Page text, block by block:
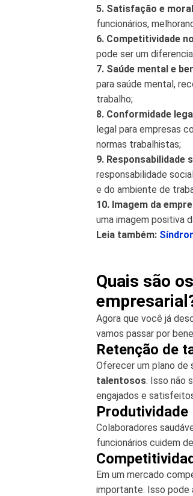
5. Satisfação e
funcionários,
6. Competitividade
pode ser um
7. Saúde mental e
para saúde mental,
trabalho;
8. Conformidade
legal para empresas
normas trabalhistas;
9. Responsabilidade
responsabilidade
e do ambiente de
10. Imagem da
uma imagem positiva
Leia também:
Quais são
Agora que você já
vamos passar por
Retenção de
Oferecer um plano de
talentosos. Isso não
engajados e
Produtividade
Colaboradores
funcionários cuidem
Em um mercado
importante. Isso pode